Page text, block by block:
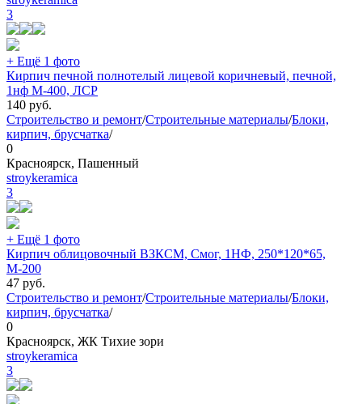
3
+ Ещё 1 фото
Кирпич печной полнотелый лицевой коричневый, печной,
1нф М-400, ЛСР
140 руб.
Строительство и ремонт/Строительные материалы/Блоки,
кирпич, брусчатка/
0
Красноярск, Пашенный
stroykeramica
3
+ Ещё 1 фото
Кирпич облицовочный ВЗКСМ, Смог, 1НФ, 250*120*65,
М-200
47 руб.
Строительство и ремонт/Строительные материалы/Блоки,
кирпич, брусчатка/
0
Красноярск, ЖК Тихие зори
stroykeramica
3